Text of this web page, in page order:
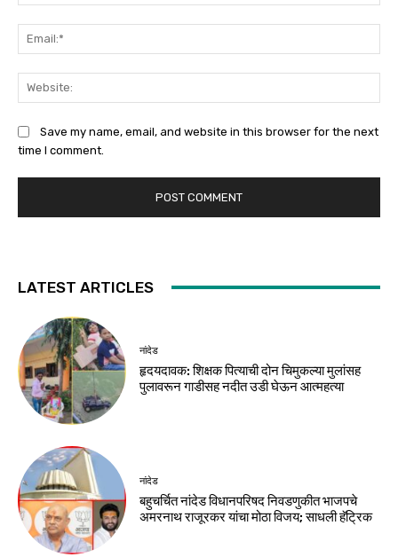
Save my name, email, and website in this browser for the next
time I comment.
LATEST ARTICLES
नांदेड
हृदयदावक: शिक्षक पित्याची दोन चिमुकल्या मुलांसह
पुलावरून गाडीसह नदीत उडी घेऊन आत्महत्या
नांदेड
बहुचर्चित नांदेड विधानपरिषद निवडणुकीत भाजपचे
अमरनाथ राजूरकर यांचा मोठा विजय; साधली हॅट्रिक